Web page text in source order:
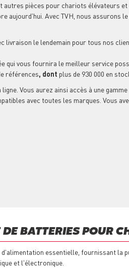
autres pièces pour chariots élévateurs et
aujourd'hui. Avec TVH, nous assurons le
livraison le lendemain pour tous nos
qui vous fournira le meilleur service
références, dont plus de 930 000 en
Vous aurez ainsi accès à une gamme
avec toutes les marques. Vous
BATTERIES POUR
essentielle, fournissant
et l'électronique.